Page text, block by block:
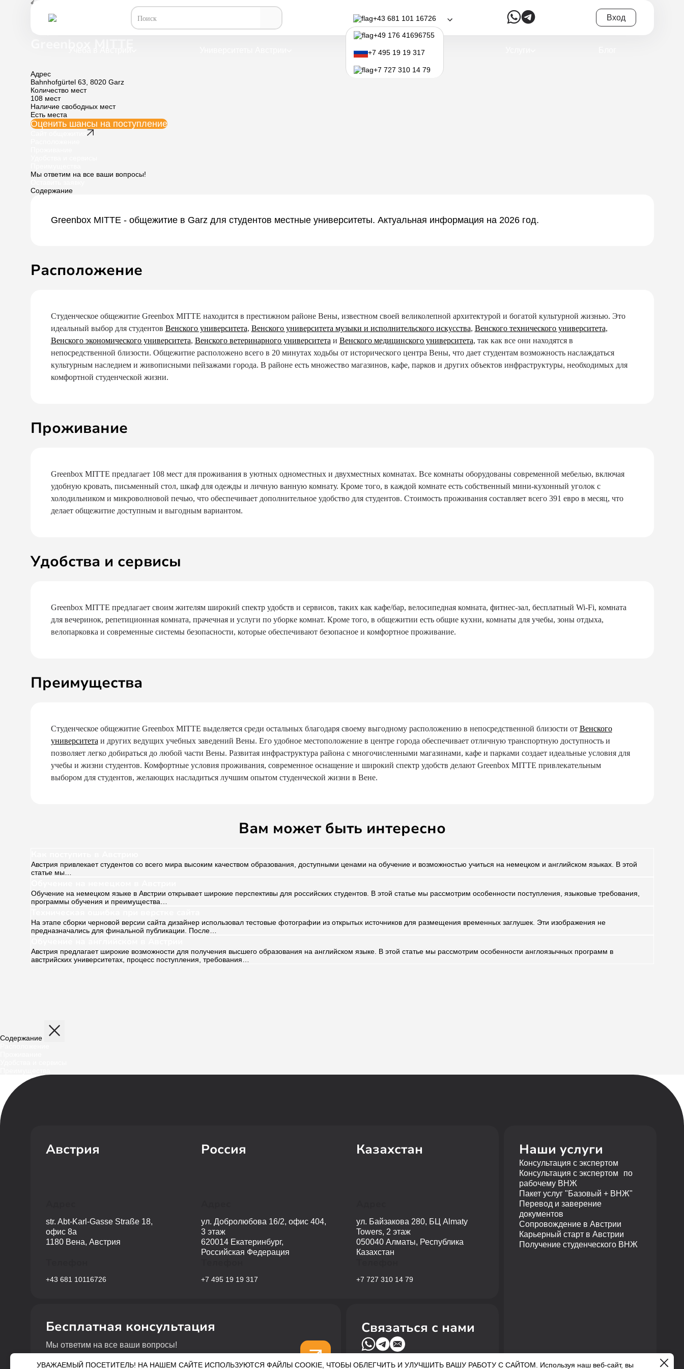
+43 681 101 16726
+49 176 41696755
+7 495 19 19 317
+7 727 310 14 79
Вход
Программы обучения
Студенческое общежитие в Garz — Greenbox MITTE
Студенческое общежитие в Garz — Greenbox MITTE
Адрес
Bahnhofgürtel 63, 8020 Garz
Количество мест
108 мест
Наличие свободных мест
Есть места
Оценить шансы на поступление
Мы ответим на все ваши вопросы!
Содержание
Greenbox MITTE - общежитие в Garz для студентов местные университеты. Актуальная информация на 2026 год.
Расположение
Студенческое общежитие Greenbox MITTE находится в престижном районе Вены, известном своей великолепной архитектурой и богатой культурной жизнью. Это
идеальный выбор для студентов Венского университета, Венского университета музыки и исполнительского искусства, Венского технического университета,
Венского экономического университета, Венского ветеринарного университета и Венского медицинского университета, так как все они находятся в
непосредственной близости. Общежитие расположено всего в 20 минутах ходьбы от исторического центра Вены, что дает студентам возможность наслаждаться
культурным наследием и живописными пейзажами города. В районе есть множество магазинов, кафе, парков и других объектов инфраструктуры, необходимых для
комфортной студенческой жизни.
Проживание
Greenbox MITTE предлагает 108 мест для проживания в уютных одноместных и двухместных комнатах. Все комнаты оборудованы современной мебелью, включая
удобную кровать, письменный стол, шкаф для одежды и личную ванную комнату. Кроме того, в каждой комнате есть собственный мини-кухонный уголок с
холодильником и микроволновой печью, что обеспечивает дополнительное удобство для студентов. Стоимость проживания составляет всего 391 евро в месяц, что
делает общежитие доступным и выгодным вариантом.
Удобства и сервисы
Greenbox MITTE предлагает своим жителям широкий спектр удобств и сервисов, таких как кафе/бар, велосипедная комната, фитнес-зал, бесплатный Wi-Fi, комната
для вечеринок, репетиционная комната, прачечная и услуги по уборке комнат. Кроме того, в общежитии есть общие кухни, комнаты для учебы, зоны отдыха,
велопарковка и современные системы безопасности, которые обеспечивают безопасное и комфортное проживание.
Преимущества
Студенческое общежитие Greenbox MITTE выделяется среди остальных благодаря своему выгодному расположению в непосредственной близости от Венского
университета и других ведущих учебных заведений Вены. Его удобное местоположение в центре города обеспечивает отличную транспортную доступность и
позволяет легко добираться до любой части Вены. Развитая инфраструктура района с многочисленными магазинами, кафе и парками создает идеальные условия для
учебы и жизни студентов. Комфортные условия проживания, современное оснащение и широкий спектр удобств делают Greenbox MITTE привлекательным
выбором для студентов, желающих насладиться лучшим опытом студенческой жизни в Вене.
Вам может быть интересно
Австрия привлекает студентов со всего мира высоким качеством образования, доступными ценами на обучение и возможностью учиться на немецком и английском языках. В этой
статье мы…
Обучение на немецком языке в Австрии открывает широкие перспективы для российских студентов. В этой статье мы рассмотрим особенности поступления, языковые требования,
программы обучения и преимущества…
На этапе сборки черновой версии сайта дизайнер использовал тестовые фотографии из открытых источников для размещения временных заглушек. Эти изображения не
предназначались для финальной публикации. После…
Австрия предлагает широкие возможности для получения высшего образования на английском языке. В этой статье мы рассмотрим особенности англоязычных программ в
австрийских университетах, процесс поступления, требования…
Содержание
Австрия
str. Abt-Karl-Gasse Straße 18,
офис 8a
1180 Вена, Австрия
+43 681 10116726
Россия
ул. Добролюбова 16/2, офис 404,
3 этаж
620014 Екатеринбург,
Российская Федерация
+7 495 19 19 317
Казахстан
ул. Байзакова 280, БЦ Almaty
Towers, 2 этаж
050040 Алматы, Республика
Казахстан
+7 727 310 14 79
Наши услуги
Консультация с экспертом
Консультация с экспертом по
рабочему ВНЖ
Пакет услуг "Базовый + ВНЖ"
Перевод и заверение
документов
Сопровождение в Австрии
Карьерный старт в Австрии
Получение студенческого ВНЖ
Бесплатная консультация
Мы ответим на все ваши вопросы!
Связаться с нами
УВАЖАЕМЫЙ ПОСЕТИТЕЛЬ! НА НАШЕМ САЙТЕ ИСПОЛЬЗУЮТСЯ ФАЙЛЫ COOKIE, ЧТОБЫ ОБЛЕГЧИТЬ И УЛУЧШИТЬ ВАШУ РАБОТУ С САЙТОМ. Используя наш веб-сайт, вы